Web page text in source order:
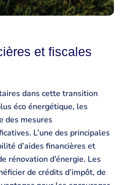
et fiscales
dans cette transition
éco énergétique, les
des mesures
L’une des principales
d’aides financières et
rénovation d’énergie. Les
de crédits d’impôt, de